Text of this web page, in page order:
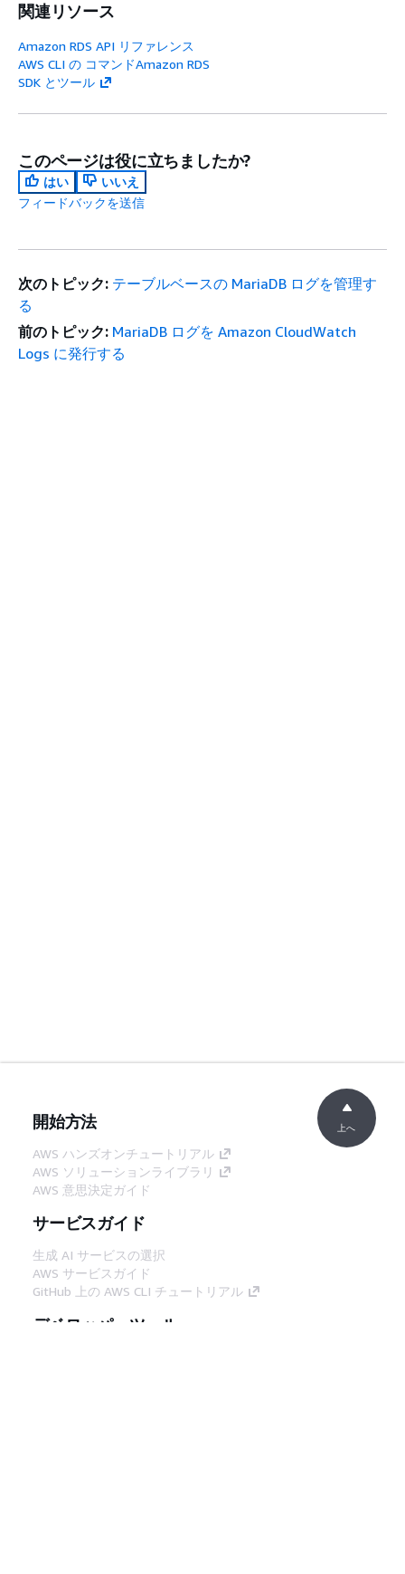
関連リソース
Amazon RDS API リファレンス
AWS CLI の コマンドAmazon RDS
SDK とツール
このページは役に立ちましたか?
はい
いいえ
フィードバックを送信
次のトピック: テーブルベースの MariaDB ログを管理す
る
前のトピック: MariaDB ログを Amazon CloudWatch
Logs に発行する
開始方法
AWS ハンズオンチュートリアル
AWS ソリューションライブラリ
AWS 意思決定ガイド
サービスガイド
生成 AI サービスの選択
AWS サービスガイド
GitHub 上の AWS CLI チュートリアル
デベロッパーツール
上へ